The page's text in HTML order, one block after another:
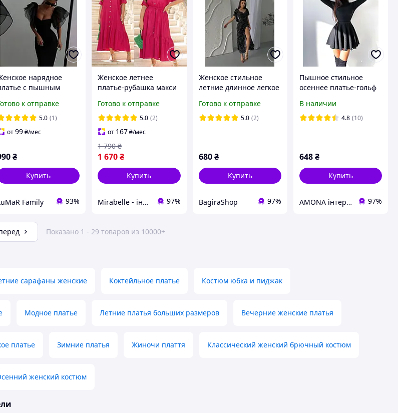
нарядное
с пышным
костюм +
к отправке
5.0 (1)
от99₴/мес
₴
Купить
Family 93%
Женское летнее
платье-рубашка макси
свободное с поясом 48-
70
Готово к отправке
5.0 (2)
от 167₴/мес
1 670₴
1 790 ₴
Купить
Mirabelle - інтернет-магазин модного одягу 97%
Женское стильное
летние длинное легкое
разрезом в цветочный
принт ткань софт
Готово к отправке
5.0 (2)
680 ₴
Купить
BagiraShop 97%
Пышное стильное
осеннее платье-гольф
воротничком под горло
и подолом "солнце",
В наличии
4.8 (10)
648₴
Купить
AMONA інтернет-магазин модного одягу 97%
Показано 1 - 29 товаров из 10000+
сарафаны женские Коктейльное платье Костюм юбка и пиджак
Модное платье Летние платья больших размеров Вечерние женские платья
платье Зимние платья Жиночи плаття Классический женский брючный костюм
женский костюм